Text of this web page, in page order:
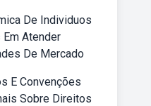
De Individuos
Atender
De Mercado
E Convenções
Sobre Direitos